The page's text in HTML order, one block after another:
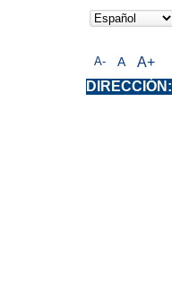
A- A A+
DIRECCIÓN: